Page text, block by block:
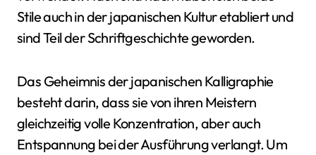
Stile auch in der japanischen Kultur etabliert und
sind Teil der Schriftgeschichte geworden.
Das Geheimnis der japanischen Kalligraphie
besteht darin, dass sie von ihren Meistern
gleichzeitig volle Konzentration, aber auch
Entspannung bei der Ausführung verlangt. Um